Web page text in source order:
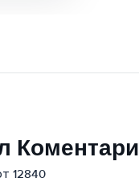
Коментари
12840